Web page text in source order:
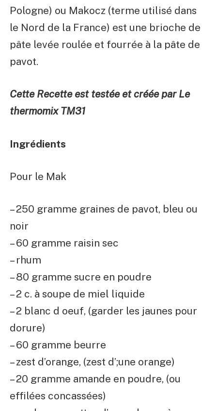
Pologne) ou Makocz (terme utilisé dans
le Nord de la France) est une brioche de
pâte levée roulée et fourrée à la pâte de
pavot.
Cette Recette est testée et créée par Le
thermomix TM31
Ingrédients
Pour le Mak
– 250 gramme graines de pavot, bleu ou
noir
– 60 gramme raisin sec
– rhum
– 80 gramme sucre en poudre
– 2 c. à soupe de miel liquide
– 2 blanc d oeuf, (garder les jaunes pour
dorure)
– 60 gramme beurre
– zest d’orange, (zest d’;une orange)
– 20 gramme amande en poudre, (ou
effilées concassées)